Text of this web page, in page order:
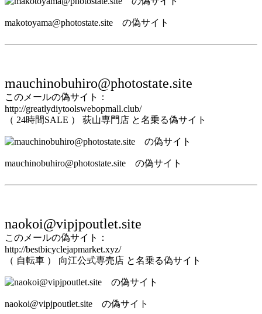
makotoyama@photostate.site の偽サイト
mauchinobuhiro@photostate.site
このメールの偽サイト：
http://greatlydiytoolswebopmall.club/
（ 24時間SALE ） 荻山専門店 と名乗る偽サイト
mauchinobuhiro@photostate.site の偽サイト
naokoi@vipjpoutlet.site
このメールの偽サイト：
http://bestbicyclejapmarket.xyz/
（ 自転車 ） 向江公式専売店 と名乗る偽サイト
naokoi@vipjpoutlet.site の偽サイト